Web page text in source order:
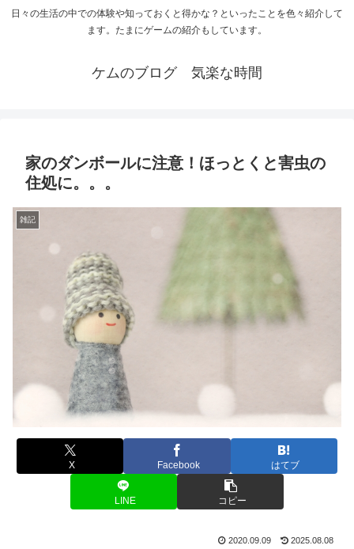
日々の生活の中での体験や知っておくと得かな？といったことを色々紹介して
ます。たまにゲームの紹介もしています。
ケムのブログ 気楽な時間
家のダンボールに注意！ほっとくと害虫の
住処に。。。
雑記
X Facebook はてブ
LINE コピー
2020.09.09 2025.08.08